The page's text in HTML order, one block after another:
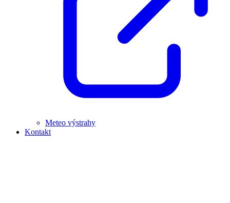
Meteo výstrahy
Kontakt